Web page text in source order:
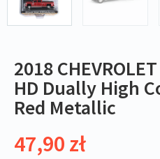
2018
HD Dually High
Red Metallic
47,90 zł